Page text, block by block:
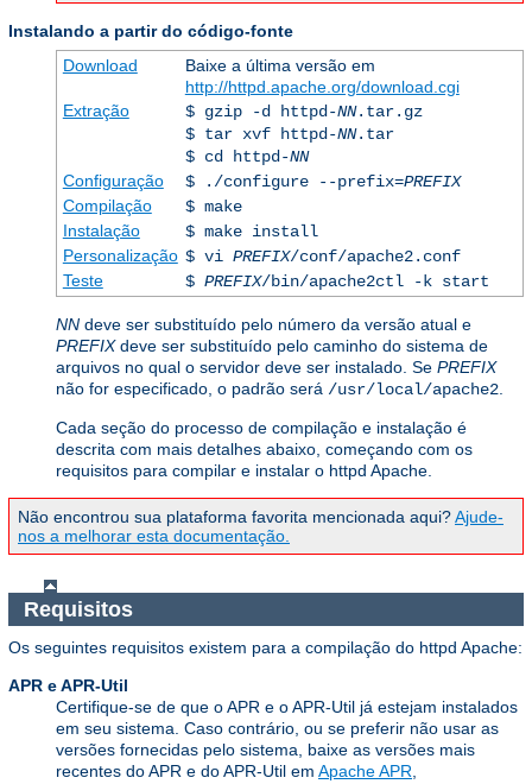
Instalando a partir do código-fonte
Download
Baixe a última versão em
http://httpd.apache.org/download.cgi
Extração
$ gzip -d httpd-NN.tar.gz
$ tar xvf httpd-NN.tar
$ cd httpd-NN
Configuração
$ ./configure --prefix=PREFIX
Compilação
$ make
Instalação
$ make install
Personalização $ vi PREFIX/conf/apache2.conf
Teste
$ PREFIX/bin/apache2ctl -k start
NN deve ser substituído pelo número da versão atual e
PREFIXdeve ser substituído pelo caminho do sistema de
arquivos no qual o servidor deve ser instalado. Se PREFIX
não for especificado, o padrão será /usr/local/apache2
Cada seção do processo de compilação e instalação é
descrita com mais detalhes abaixo, começando com os
requisitos para compilar e instalar o httpd Apache.
Não encontrou sua plataforma favorita mencionada aqui?Ajude-
nos a melhorar esta documentação.
Requisitos
Os seguintes requisitos existem para a compilação do httpd Apache:
APR e APR-Util
Certifique-se de que o APR e o APR-Util já estejam instalados
em seu sistema. Caso contrário, ou se preferir não usar as
versões fornecidas pelo sistema, baixe as versões mais
recentes do APR e do APR-Util em Apache APR,